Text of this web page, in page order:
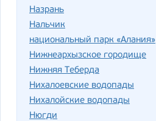
Назрань
Нальчик
национальный парк «Алания»
Нижнеархызское городище
Нижняя Теберда
Нихалоевские водопады
Нихалойские водопады
Нюгди